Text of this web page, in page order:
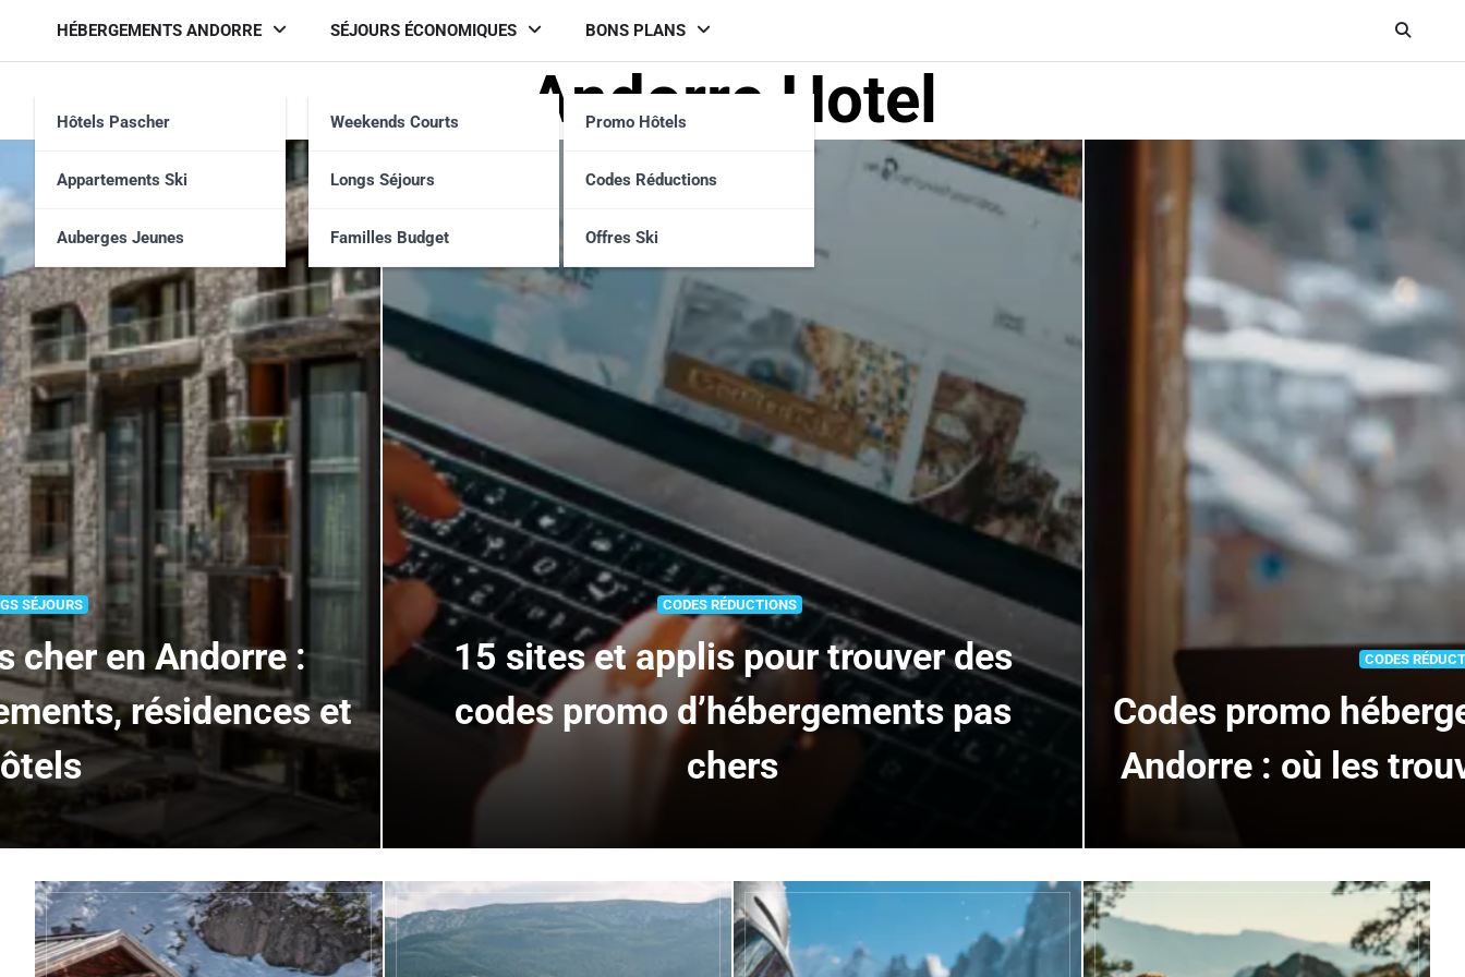
content
HÉBERGEMENTS ANDORRE
Hôtels Pascher
Appartements Ski
Auberges Jeunes
SÉJOURS ÉCONOMIQUES
Weekends Courts
Longs Séjours
Familles Budget
BONS PLANS
Promo Hôtels
Codes Réductions
Offres Ski
Andorre Hotel
SÉJOURS
cher en Andorre :
résidences et
CODES RÉDUCTIONS
15 sites et applis pour trouver des
codes promo d’hébergements pas
chers
CODES
Codes promo
Andorre : où les